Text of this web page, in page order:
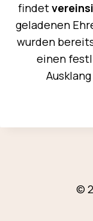
findet
geladenen
wurden
einen
©